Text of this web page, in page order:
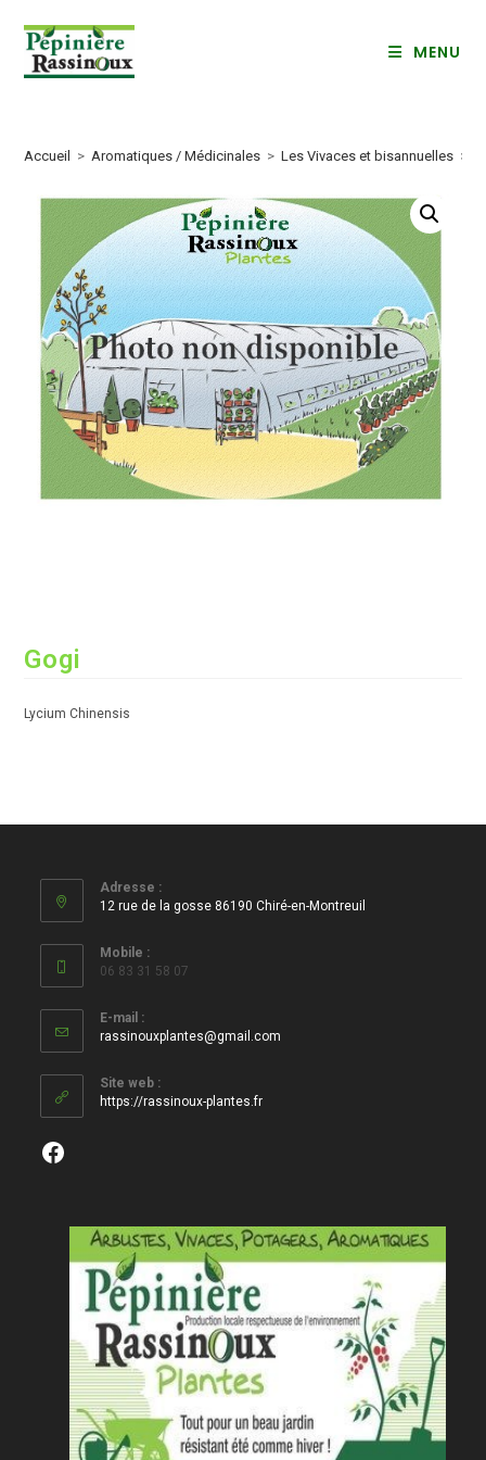
content
MENU
Accueil > Aromatiques / Médicinales > Les Vivaces et bisannuelles >
Gogi
Lycium Chinensis
Adresse :
12 rue de la gosse 86190 Chiré-en-Montreuil
Mobile :
06 83 31 58 07
E-mail :
rassinouxplantes@gmail.com
Site web :
https://rassinoux-plantes.fr
Facebook